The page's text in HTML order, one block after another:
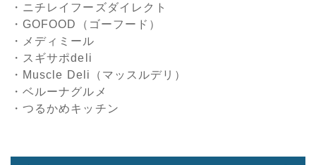
・ニチレイフーズダイレクト
・GOFOOD（ゴーフード）
・メディミール
・スギサポdeli
・Muscle Deli（マッスルデリ）
・ベルーナグルメ
・つるかめキッチン